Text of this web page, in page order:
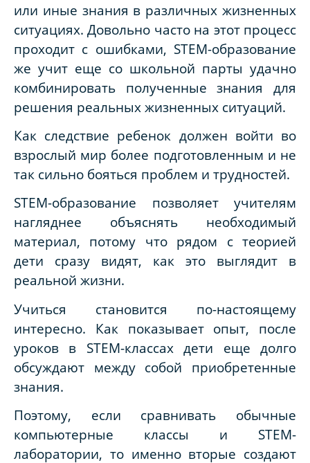
или иные знания в различных жизненных
ситуациях. Довольно часто на этот процесс
проходит с ошибками, STEM-образование
же учит еще со школьной парты удачно
комбинировать полученные знания для
решения реальных жизненных ситуаций.
Как следствие ребенок должен войти во
взрослый мир более подготовленным и не
так сильно бояться проблем и трудностей.
STEM-образование позволяет учителям
нагляднее объяснять необходимый
материал, потому что рядом с теорией
дети сразу видят, как это выглядит в
реальной жизни.
Учиться становится по-настоящему
интересно. Как показывает опыт, после
уроков в STEM-классах дети еще долго
обсуждают между собой приобретенные
знания.
Поэтому, если сравнивать обычные
компьютерные классы и ЅТЕМ-
лаборатории, то именно вторые создают